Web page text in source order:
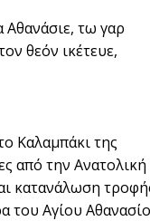
Αθανάσιε, τω γαρ
θεόν ικέτευε,
Καλαμπάκι της
από την Ανατολική
κατανάλωση
του Αγίου